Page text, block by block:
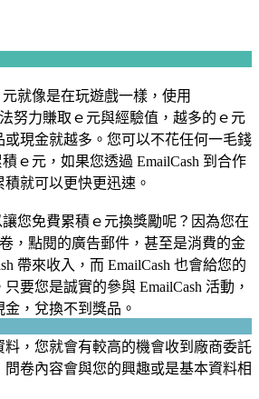
元就像是在玩遊戲一樣，使用
努力賺取ｅ元與經驗值，越多的ｅ元
現金就越多。您可以不花任何一毛錢
ｅ元，如果您透過 EmailCash 到合作
就可以更快更迅速。
讓您免費累積ｅ元換獎勵呢？因為您在
，點閱的廣告郵件，甚至是消費的金
帶來收入，而 EmailCash 也會給您的
要您是誠實的參與 EmailCash 活動，
，兌換不到獎品。
料，您就會有較高的機會收到廠商委託
卷內容會與您的興趣或是基本資料相